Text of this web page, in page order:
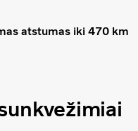
atstumas iki 470 km